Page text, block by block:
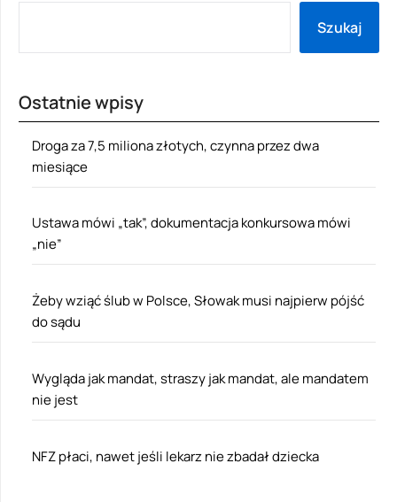
Szukaj
Ostatnie wpisy
Droga za 7,5 miliona złotych, czynna przez dwa
miesiące
Ustawa mówi „tak”, dokumentacja konkursowa mówi
„nie”
Żeby wziąć ślub w Polsce, Słowak musi najpierw pójść
do sądu
Wygląda jak mandat, straszy jak mandat, ale mandatem
nie jest
NFZ płaci, nawet jeśli lekarz nie zbadał dziecka